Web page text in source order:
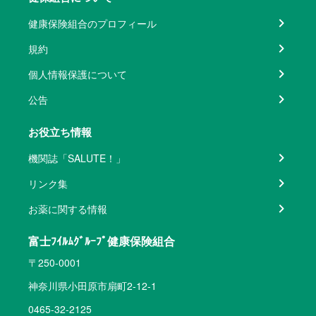
健康保険組合のプロフィール
規約
個人情報保護について
公告
お役立ち情報
機関誌「SALUTE！」
リンク集
お薬に関する情報
富士ﾌｲﾙﾑｸﾞﾙｰﾌﾟ健康保険組合
〒250-0001
神奈川県小田原市扇町2-12-1
0465-32-2125